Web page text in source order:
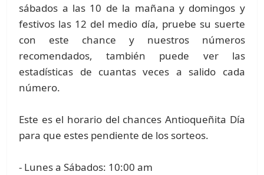
sábados a las 10 de la mañana y domingos y
festivos las 12 del medio día, pruebe su suerte
con este chance y nuestros números
recomendados, también puede ver las
estadísticas de cuantas veces a salido cada
número.
Este es el horario del chances Antioqueñita Día
para que estes pendiente de los sorteos.
- Lunes a Sábados: 10:00 am